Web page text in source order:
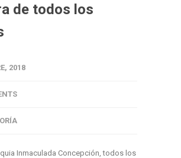
de todos los
2018
Inmaculada Concepción, todos los